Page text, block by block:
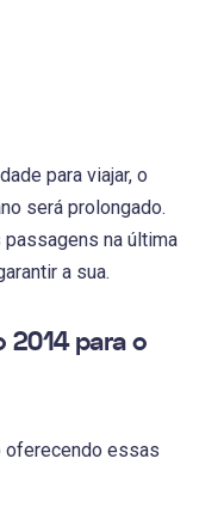
para viajar, o
será prolongado.
na última
a sua.
2014 para o
oferecendo essas